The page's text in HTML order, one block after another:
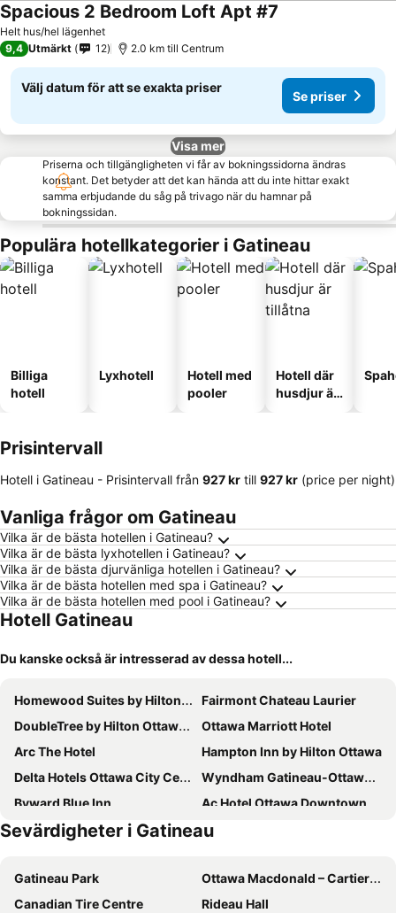
Helt hus/hel lägenhet
Spacious 2 Bedroom Loft Apt #7
9,4 Utmärkt 12 2.0 km till Centrum
Välj datum för att se exakta priser
Se priser
Visa mer
Priserna och tillgängligheten vi får av bokningssidorna ändras
konstant. Det betyder att det kan hända att du inte hittar exakt
samma erbjudande du såg på trivago när du hamnar på
bokningssidan.
Populära hotellkategorier i Gatineau
Billiga
hotell
Lyxhotell
Hotell med
pooler
Hotell där
husdjur är
Prisintervall
Hotell i Gatineau - Prisintervall från ‎927 kr till ‎927 kr (price per night)
Vanliga frågor om Gatineau
Vilka är de bästa hotellen i Gatineau?
Vilka är de bästa lyxhotellen i Gatineau?
Vilka är de bästa djurvänliga hotellen i Gatineau?
Vilka är de bästa hotellen med spa i Gatineau?
Vilka är de bästa hotellen med pool i Gatineau?
Hotell Gatineau
Du kanske också är intresserad av dessa hotell...
Homewood Suites by Hilton Ottawa Downtown
Fairmont Chateau Laurier
DoubleTree by Hilton Ottawa Downtown
Ottawa Marriott Hotel
Arc The Hotel
Hampton Inn by Hilton Ottawa
Delta Hotels Ottawa City Centre
Wyndham Gatineau-Ottawa & Conference Centre
Byward Blue Inn
Ac Hotel Ottawa Downtown
Lord Elgin Hotel
Sheraton Ottawa Hotel
Four Points by Sheraton Hotel & Conference Centre Gatineau-Ottawa
Holiday Inn Express & Suites Downtown Ottawa East By Ihg
Courtyard by Marriott Ottawa Downtown
Les Suites Hotel Ottawa
Sevärdigheter i Gatineau
Gatineau Park
Ottawa Macdonald – Cartier International Airport
Canadian Tire Centre
Rideau Hall